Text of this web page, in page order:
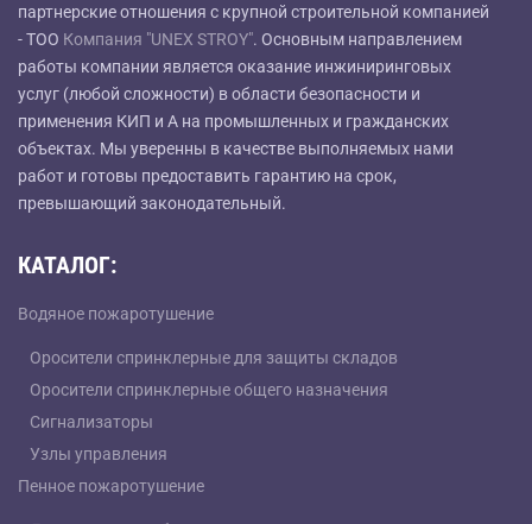
партнерские отношения с крупной строительной компанией
- ТОО Компания "UNEX STROY". Основным направлением
работы компании является оказание инжиниринговых
услуг (любой сложности) в области безопасности и
применения КИП и А на промышленных и гражданских
объектах. Мы уверенны в качестве выполняемых нами
работ и готовы предоставить гарантию на срок,
превышающий законодательный.
КАТАЛОГ:
Водяное пожаротушение
Оросители спринклерные для защиты складов
Оросители спринклерные общего назначения
Сигнализаторы
Узлы управления
Пенное пожаротушение